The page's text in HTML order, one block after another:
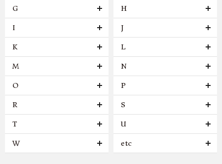
G H
I J
K L
M N
O P
R S
T U
W etc